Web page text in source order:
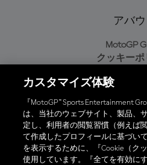
アバウ
MotoGP
クッキーポ
プライバシー
購入ポリ
オフィシャ
カスタマイズ体験
『MotoGP™ Sports Entertainment
は、当社のウェブサイト、製品、
定し、利用者の閲覧習慣（例えば
て作成したプロフィールに基づい
を表示するために、『Cookie（ク
使用しています。『全てを有効に